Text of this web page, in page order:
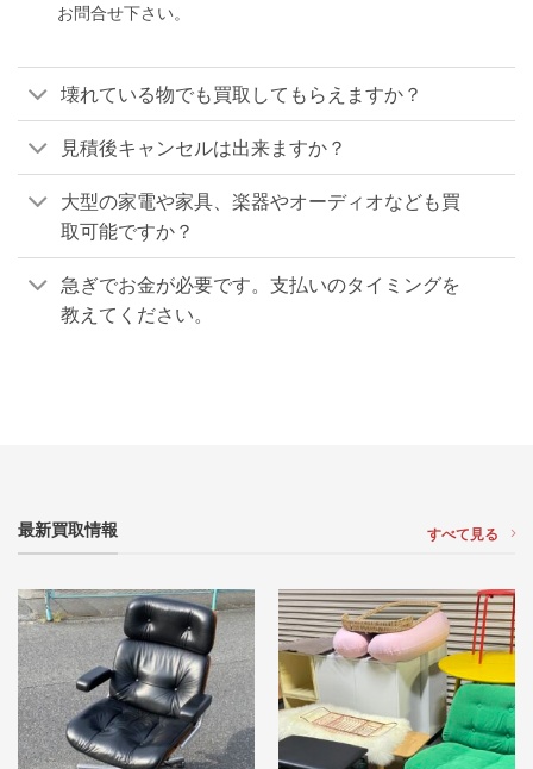
お問合せ下さい。
壊れている物でも買取してもらえますか？
見積後キャンセルは出来ますか？
大型の家電や家具、楽器やオーディオなども買
取可能ですか？
急ぎでお金が必要です。支払いのタイミングを
教えてください。
最新買取情報 すべて見る